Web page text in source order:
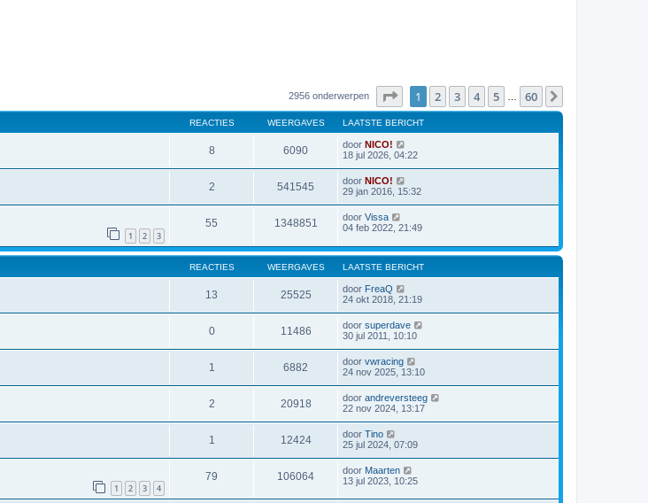
2956 onderwerpen Pagina1 van 60
1 2 3 4 5 60
REACTIES WEERGAVES LAATSTE BERICHT
8 6090 door NICO!
18 jul 2026, 04:22
2 541545 door NICO!
29 jan 2016, 15:32
1 2 3
55 1348851 door Vissa
04 feb 2022, 21:49
REACTIES WEERGAVES LAATSTE BERICHT
13 25525 door FreaQ
24 okt 2018, 21:19
0 11486 door superdave
30 jul 2011, 10:10
1 6882 door vwracing
24 nov 2025, 13:10
2 20918 door andreversteeg
22 nov 2024, 13:17
1 12424 door Tino
25 jul 2024, 07:09
1 2 3 4
79 106064 door Maarten
13 jul 2023, 10:25